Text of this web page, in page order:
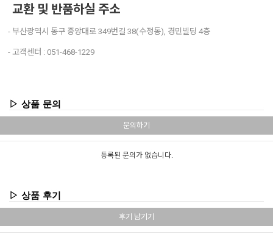
교환 및 반품하실 주소
- 부산광역시 동구 중앙대로 349번길 38(수정동), 경민빌딩 4층
- 고객센터 : 051-468-1229
▷ 상품 문의
문의하기
등록된 문의가 없습니다.
▷ 상품 후기
후기 남기기